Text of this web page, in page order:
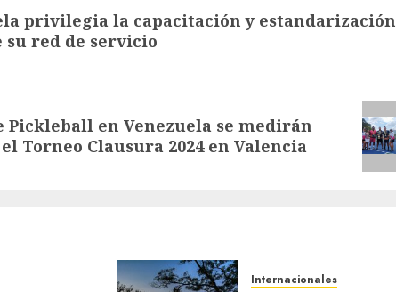
privilegia la capacitación y estandarización
red de servicio
Pickleball en Venezuela se medirán
Torneo Clausura 2024 en Valencia
Internacionales